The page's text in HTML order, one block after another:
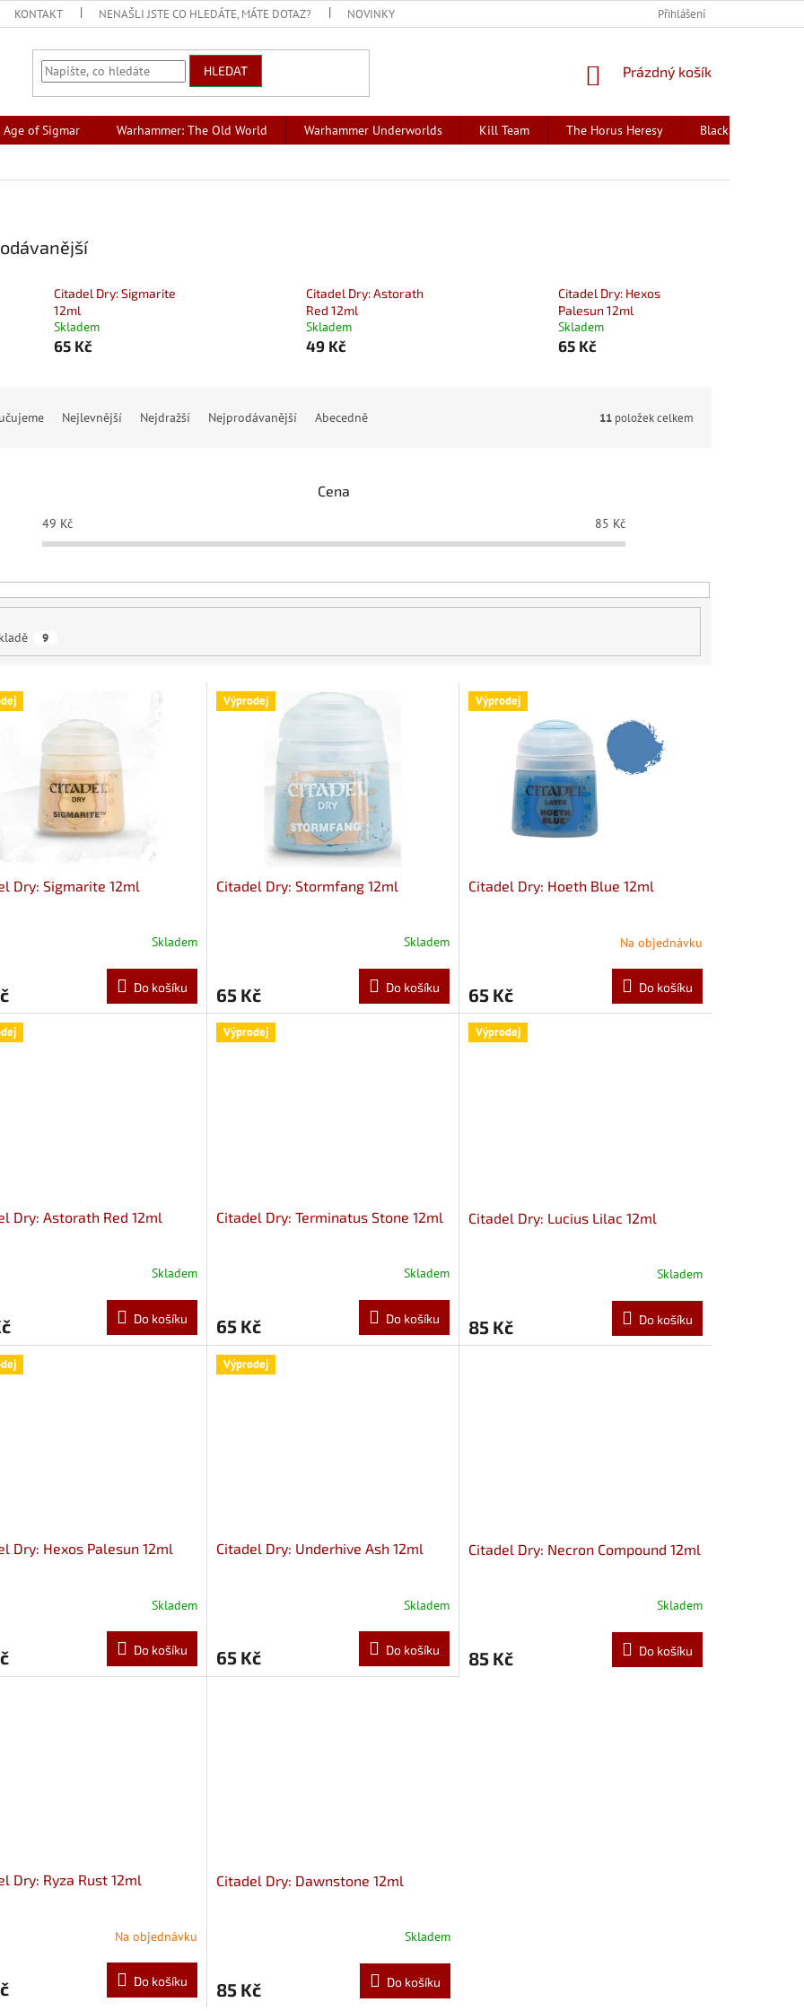
KONTAKT NENAŠLI JSTE CO HLEDÁTE, MÁTE DOTAZ? NOVINKY Přihlášení
HLEDAT
NÁKUPNÍ
Prázdný košík
Age of Sigmar Warhammer: The Old World Warhammer Underworlds Kill Team The Horus Heresy
Black Library -
Citadel Dry: Sigmarite
12ml
Skladem
65 Kč
Citadel Dry: Astorath
Red 12ml
Skladem
49 Kč
Citadel Dry: Hexos
Palesun 12ml
Skladem
65 Kč
Nejlevnější Nejdražší Nejprodávanější Abecedně 11 položek celkem
Cena
49 Kč 85 Kč
9
Dry: Sigmarite 12ml
Skladem
Do košíku
Výprodej
Citadel Dry: Stormfang 12ml
Skladem
65 Kč Do košíku
Výprodej
Citadel Dry: Hoeth Blue 12ml
Na objednávku
65 Kč Do košíku
Dry: Astorath Red 12ml
Skladem
Do košíku
Výprodej
Citadel Dry: Terminatus Stone 12ml
Skladem
65 Kč Do košíku
Výprodej
Citadel Dry: Lucius Lilac 12ml
Skladem
85 Kč Do košíku
Dry: Hexos Palesun 12ml
Skladem
Do košíku
Výprodej
Citadel Dry: Underhive Ash 12ml
Skladem
65 Kč Do košíku
Citadel Dry: Necron Compound 12ml
Skladem
85 Kč Do košíku
Dry: Ryza Rust 12ml
Na objednávku
Do košíku
Citadel Dry: Dawnstone 12ml
Skladem
85 Kč Do košíku